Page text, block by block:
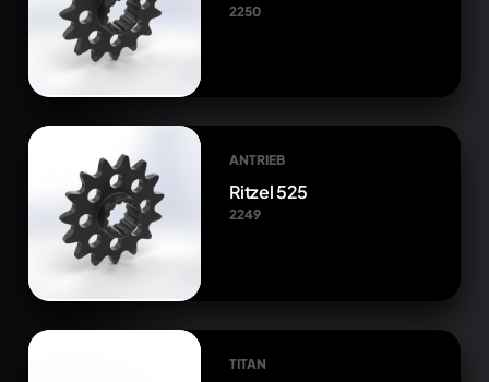
2250
ANTRIEB
Ritzel 525
2249
TITAN